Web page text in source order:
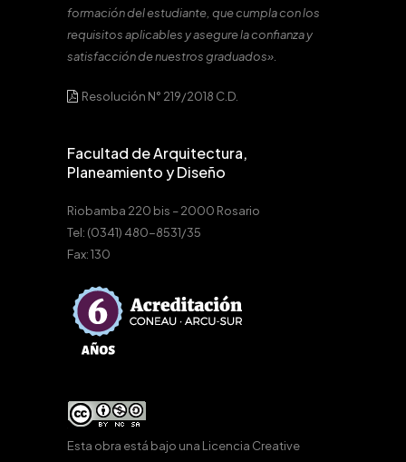
formación del estudiante, que cumpla con los
requisitos aplicables y asegure la confianza y
satisfacción de nuestros graduados».
Resolución N° 219/2018 C.D.
Facultad de Arquitectura,
Planeamiento y Diseño
Riobamba 220 bis – 2000 Rosario
Tel: (0341) 480-8531/35
Fax: 130
Esta obra está bajo una Licencia Creative